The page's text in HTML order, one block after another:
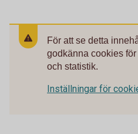
För att se detta
godkänna cookies
och statistik.
Inställningar för